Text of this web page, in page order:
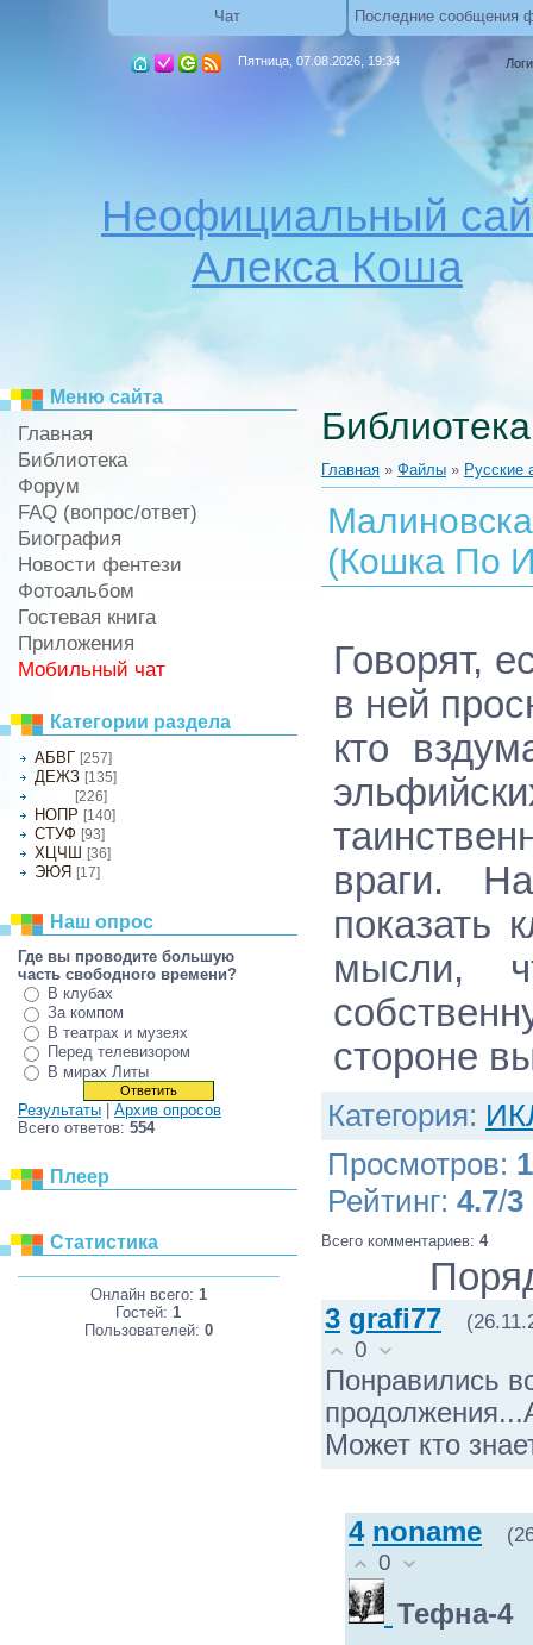
Чат Последние сообщения
Пятница, 07.08.2026, 19:34
Неофициальный
Алекса Коша
Меню сайта
Главная
Библиотека
Форум
FAQ (вопрос/ответ)
Биография
Новости фентези
Фотоальбом
Гостевая книга
Приложения
Мобильный чат
Категории раздела
АБВГ [257]
ДЕЖЗ [135]
[226]
НОПР [140]
СТУФ [93]
ХЦЧШ [36]
ЭЮЯ [17]
Наш опрос
Где вы проводите большую
часть свободного времени?
В клубах
За компом
В театрах и музеях
Перед телевизором
В мирах Литы
Результаты
Архив опросов
Всего ответов: 554
Плеер
Статистика
Онлайн всего: 1
Гостей: 1
Пользователей: 0
Главная » Файлы » Русские
(Кошка По
Говорят,
в ней
кто
враги.
показать
мысли,
стороне
Категория:
Просмотров:
Рейтинг: 4.7/3
Всего комментариев: 4
3 grafi77
0
Понравились
Может кто
4 noname
0
Тефна-4